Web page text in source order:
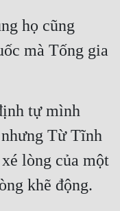
họ cũng
mà Tống gia
tự mình
Từ Tĩnh
lòng của một
khẽ động.